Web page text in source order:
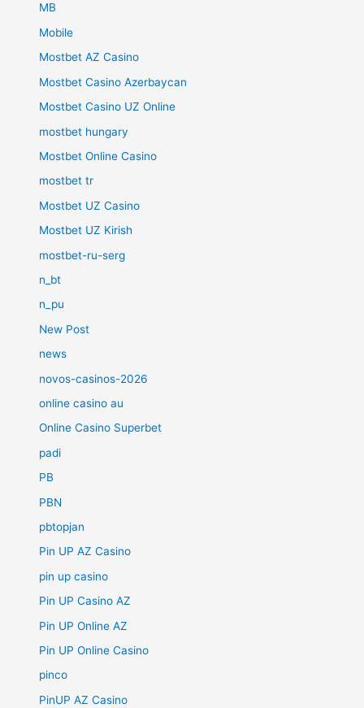
MB
Mobile
Mostbet AZ Casino
Mostbet Casino Azerbaycan
Mostbet Casino UZ Online
mostbet hungary
Mostbet Online Casino
mostbet tr
Mostbet UZ Casino
Mostbet UZ Kirish
mostbet-ru-serg
n_bt
n_pu
New Post
news
novos-casinos-2026
online casino au
Online Casino Superbet
padi
PB
PBN
pbtopjan
Pin UP AZ Casino
pin up casino
Pin UP Casino AZ
Pin UP Online AZ
Pin UP Online Casino
pinco
PinUP AZ Casino